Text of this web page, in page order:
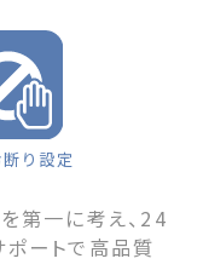
り設定
第一に考え、24
ートで高品質